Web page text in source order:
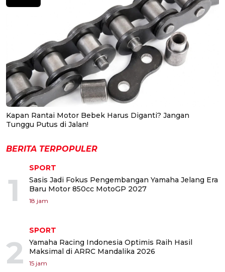
Kapan Rantai Motor Bebek Harus Diganti? Jangan
Tunggu Putus di Jalan!
BERITA TERPOPULER
1
SPORT
Sasis Jadi Fokus Pengembangan Yamaha Jelang Era
Baru Motor 850cc MotoGP 2027
18 jam
2
SPORT
Yamaha Racing Indonesia Optimis Raih Hasil
Maksimal di ARRC Mandalika 2026
15 jam